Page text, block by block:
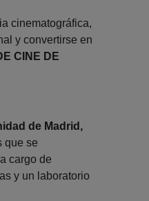
cinematográfica,
y convertirse en
CINE DE
de Madrid,
que se
cargo de
y un laboratorio